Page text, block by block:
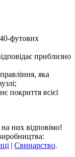
40-футових
приблизно
яка
покриття всієї
них відповімо!
| Свинарство.